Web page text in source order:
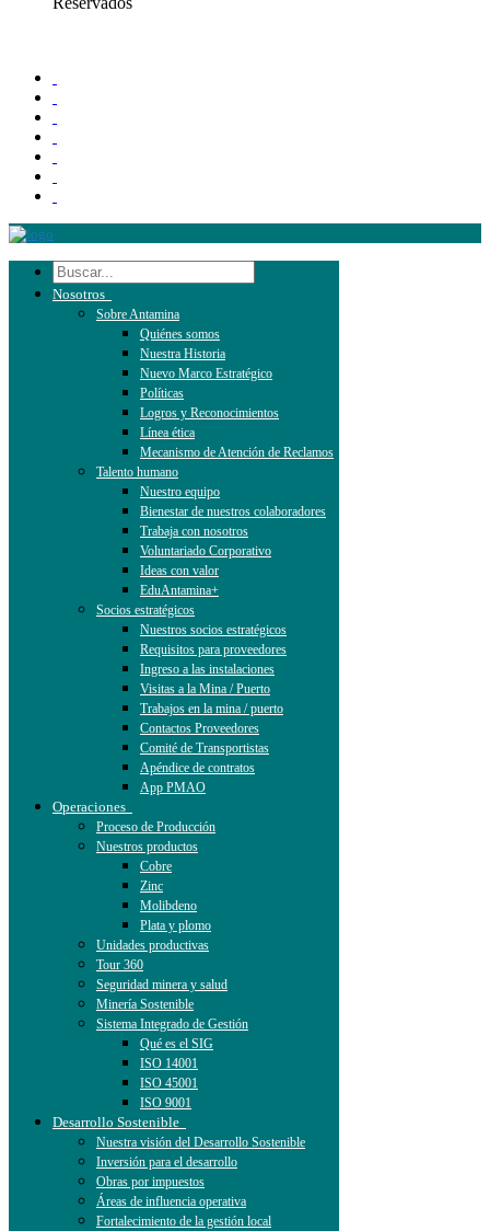
Nosotros
Sobre Antamina
Quiénes somos
Nuestra Historia
Nuevo Marco Estratégico
Políticas
Logros y Reconocimientos
Línea ética
Mecanismo de Atención de Reclamos
Talento humano
Nuestro equipo
Bienestar de nuestros colaboradores
Trabaja con nosotros
Voluntariado Corporativo
Ideas con valor
EduAntamina+
Socios estratégicos
Nuestros socios estratégicos
Requisitos para proveedores
Ingreso a las instalaciones
Visitas a la Mina / Puerto
Trabajos en la mina / puerto
Contactos Proveedores
Comité de Transportistas
Apéndice de contratos
App PMAO
Operaciones
Proceso de Producción
Nuestros productos
Cobre
Zinc
Molibdeno
Plata y plomo
Unidades productivas
Tour 360
Seguridad minera y salud
Minería Sostenible
Sistema Integrado de Gestión
Qué es el SIG
ISO 14001
ISO 45001
ISO 9001
Desarrollo Sostenible
Nuestra visión del Desarrollo Sostenible
Inversión para el desarrollo
Obras por impuestos
Áreas de influencia operativa
Fortalecimiento de la gestión local